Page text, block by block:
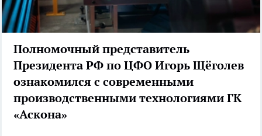
Полномочный представитель
Президента РФ по ЦФО Игорь Щёголев
ознакомился с современными
производственными технологиями ГК
«Аскона»